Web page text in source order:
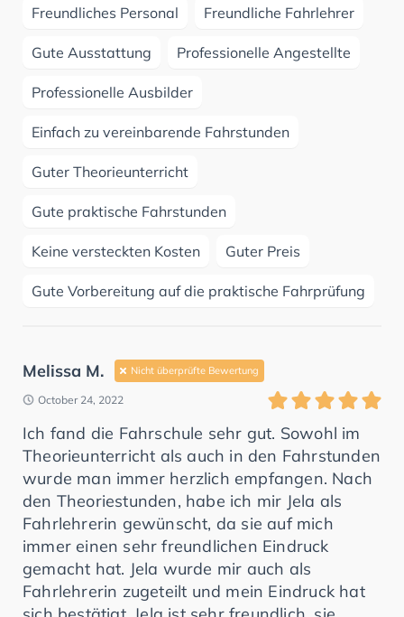
Freundliches Personal Freundliche Fahrlehrer
Gute Ausstattung Professionelle Angestellte
Professionelle Ausbilder
Einfach zu vereinbarende Fahrstunden
Guter Theorieunterricht
Gute praktische Fahrstunden
Keine versteckten Kosten Guter Preis
Gute Vorbereitung auf die praktische Fahrprüfung
Melissa M. Nicht überprüfte Bewertung
October 24, 2022
Ich fand die Fahrschule sehr gut. Sowohl im
Theorieunterricht als auch in den Fahrstunden
wurde man immer herzlich empfangen. Nach
den Theoriestunden, habe ich mir Jela als
Fahrlehrerin gewünscht, da sie auf mich
immer einen sehr freundlichen Eindruck
gemacht hat. Jela wurde mir auch als
Fahrlehrerin zugeteilt und mein Eindruck hat